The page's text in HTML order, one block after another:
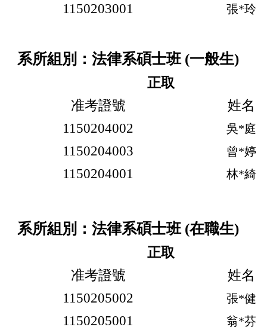
1150203001 張*玲
系所組別：法律系碩士班 (一般生)
正取
准考證號
姓名
1150204002
吳*庭
1150204003 曾*婷
1150204001 林*綺
系所組別：法律系碩士班 (在職生)
正取
准考證號
姓名
1150205002
張*健
1150205001 翁*芬